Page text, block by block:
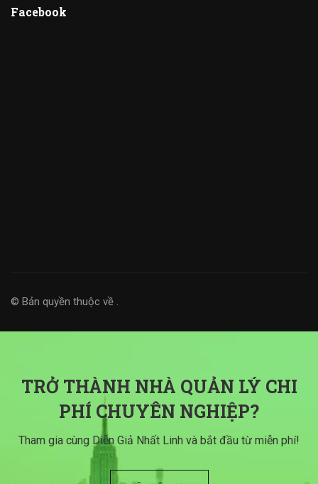
Facebook
© Bản quyền thuộc về .
TRỞ THÀNH NHÀ QUẢN LÝ CHI
PHÍ CHUYÊN NGHIỆP?
Tham gia cùng Diễn Giả Nhất Linh và bắt đầu từ miễn phí!